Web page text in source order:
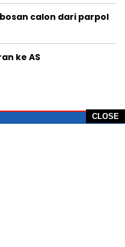
CLOSE
calon dari parpol
ke AS